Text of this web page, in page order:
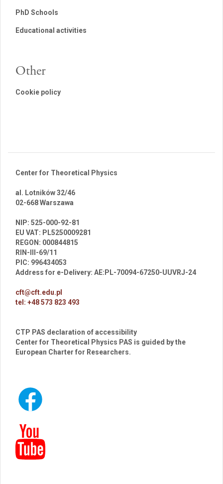
PhD Schools
Educational activities
Other
Cookie policy
Center for Theoretical Physics
al. Lotników 32/46
02-668 Warszawa
NIP: 525-000-92-81
EU VAT: PL5250009281
REGON: 000844815
RIN-III-69/11
PIC: 996434053
Address for e-Delivery: AE:PL-70094-67250-UUVRJ-24
cft@cft.edu.pl
tel: +48 573 823 493
CTP PAS declaration of accessibility
Center for Theoretical Physics PAS is guided by the
European Charter for Researchers.